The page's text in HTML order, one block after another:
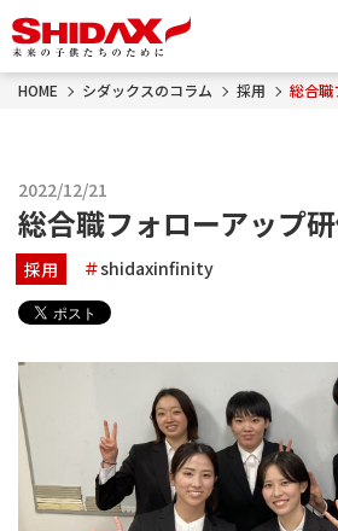
HOME シダックスのコラム 採用 総合職
2022/12/21
総合職フォローアップ
採用 shidaxinfinity